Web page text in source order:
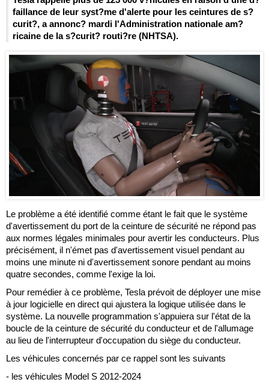
faillance de leur syst?me d'alerte pour les ceintures de s?
curit?, a annonc? mardi l'Administration nationale am?
ricaine de la s?curit? routi?re (NHTSA).
Le problème a été identifié comme étant le fait que le système
d'avertissement du port de la ceinture de sécurité ne répond pas
aux normes légales minimales pour avertir les conducteurs. Plus
précisément, il n'émet pas d'avertissement visuel pendant au
moins une minute ni d'avertissement sonore pendant au moins
quatre secondes, comme l'exige la loi.
Pour remédier à ce problème, Tesla prévoit de déployer une mise
à jour logicielle en direct qui ajustera la logique utilisée dans le
système. La nouvelle programmation s'appuiera sur l'état de la
boucle de la ceinture de sécurité du conducteur et de l'allumage
au lieu de l'interrupteur d'occupation du siège du conducteur.
Les véhicules concernés par ce rappel sont les suivants
- les véhicules Model S 2012-2024